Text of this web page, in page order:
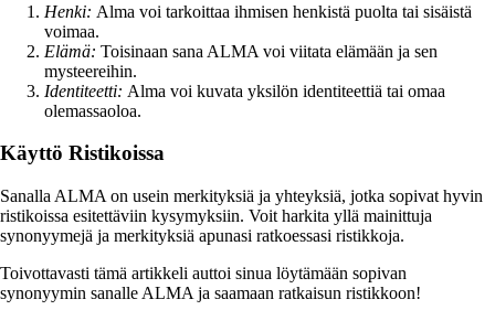
Henki: Alma voi tarkoittaa ihmisen henkistä puolta tai sisäistä
voimaa.
Elämä: Toisinaan sana ALMA voi viitata elämään ja sen
mysteereihin.
Identiteetti: Alma voi kuvata yksilön identiteettiä tai omaa
olemassaoloa.
Käyttö Ristikoissa
Sanalla ALMA on usein merkityksiä ja yhteyksiä, jotka sopivat hyvin
ristikoissa esitettäviin kysymyksiin. Voit harkita yllä mainittuja
synonyymejä ja merkityksiä apunasi ratkoessasi ristikkoja.
Toivottavasti tämä artikkeli auttoi sinua löytämään sopivan
synonyymin sanalle ALMA ja saamaan ratkaisun ristikkoon!